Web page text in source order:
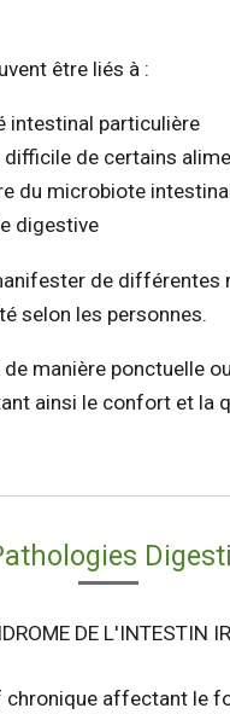
être liés à :
intestinal particulière
difficile de certains
du microbiote
digestive
de différentes
selon les personnes.
manière ponctuelle
ainsi le confort et la
DE L'INTESTIN
chronique affectant le